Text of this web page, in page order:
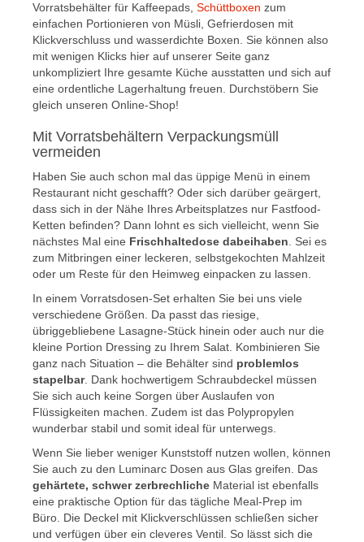
Vorratsbehälter für Kaffeepads, Schüttboxen zum
einfachen Portionieren von Müsli, Gefrierdosen mit
Klickverschluss und wasserdichte Boxen. Sie können also
mit wenigen Klicks hier auf unserer Seite ganz
unkompliziert Ihre gesamte Küche ausstatten und sich auf
eine ordentliche Lagerhaltung freuen. Durchstöbern Sie
gleich unseren Online-Shop!
Mit Vorratsbehältern Verpackungsmüll
vermeiden
Haben Sie auch schon mal das üppige Menü in einem
Restaurant nicht geschafft? Oder sich darüber geärgert,
dass sich in der Nähe Ihres Arbeitsplatzes nur Fastfood-
Ketten befinden? Dann lohnt es sich vielleicht, wenn Sie
nächstes Mal eine Frischhaltedose dabeihaben . Sei es
zum Mitbringen einer leckeren, selbstgekochten Mahlzeit
oder um Reste für den Heimweg einpacken zu lassen.
In einem Vorratsdosen-Set erhalten Sie bei uns viele
verschiedene Größen. Da passt das riesige,
übriggebliebene Lasagne-Stück hinein oder auch nur die
kleine Portion Dressing zu Ihrem Salat. Kombinieren Sie
ganz nach Situation – die Behälter sind problemlos
stapelbar. Dank hochwertigem Schraubdeckel müssen
Sie sich auch keine Sorgen über Auslaufen von
Flüssigkeiten machen. Zudem ist das Polypropylen
wunderbar stabil und somit ideal für unterwegs.
Wenn Sie lieber weniger Kunststoff nutzen wollen, können
Sie auch zu den Luminarc Dosen aus Glas greifen. Das
gehärtete, schwer zerbrechliche Material ist ebenfalls
eine praktische Option für das tägliche Meal-Prep im
Büro. Die Deckel mit Klickverschlüssen schließen sicher
und verfügen über ein cleveres Ventil. So lässt sich die